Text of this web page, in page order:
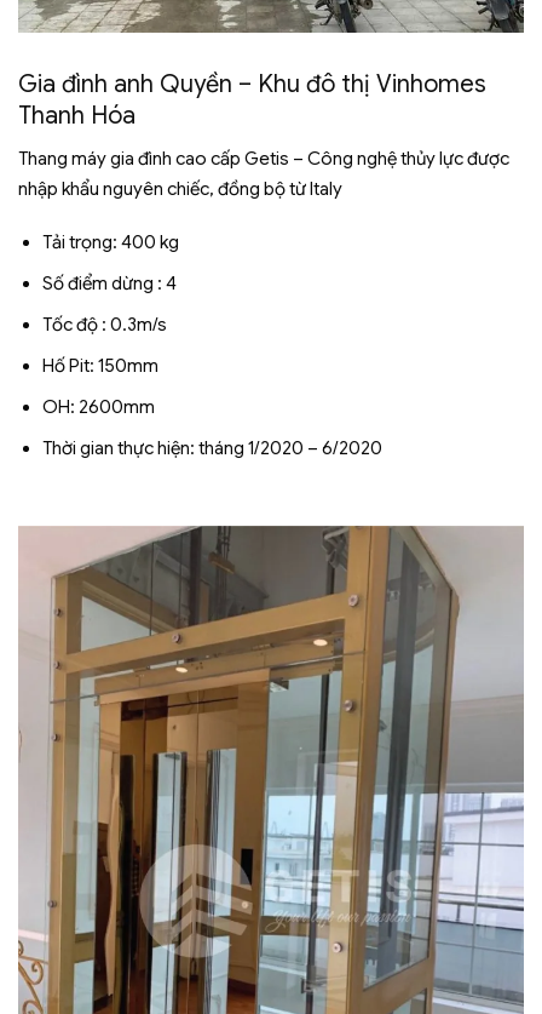
Gia đình anh Quyền – Khu đô thị Vinhomes
Thanh Hóa
Thang máy gia đình cao cấp Getis – Công nghệ thủy lực được
nhập khẩu nguyên chiếc, đồng bộ từ Italy
Tải trọng: 400 kg
Số điểm dừng : 4
Tốc độ : 0.3m/s
Hố Pit: 150mm
OH: 2600mm
Thời gian thực hiện: tháng 1/2020 – 6/2020